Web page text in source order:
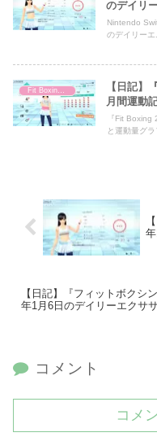
のデイリ
Nintendo
のデイリーエ
Fit Boxing 2
【日記】
月間運動
『Fit Boxing
と運動量グ
【日記】『フィットボクシ
年1月6日のデイリーエクサ
コメント
コメ